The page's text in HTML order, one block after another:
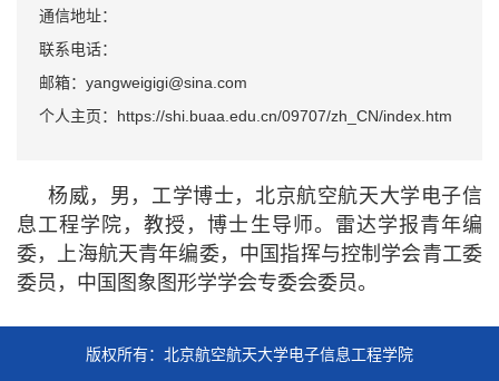
通信地址：
联系电话：
邮箱：yangweigigi@sina.com
个人主页：https://shi.buaa.edu.cn/09707/zh_CN/index.htm
杨威，男，工学博士，北京航空航天大学电子信
息工程学院，教授，博士生导师。 雷达学报青年编
委，上海航天青年编委，中国指挥与控制学会青工委
委员，中国图象图形学学会专委会委员。
版权所有：北京航空航天大学电子信息工程学院